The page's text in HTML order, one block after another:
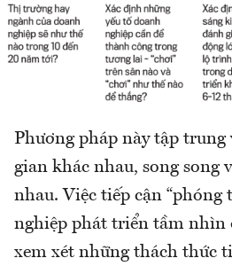
Phương pháp này tập
gian khác nhau, song song
nhau. Việc tiếp cận “phóng
nghiệp phát triển tầm nhìn
xem xét những thách thức